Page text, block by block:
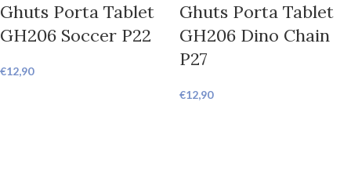
Ghuts Porta Tablet
GH206 Soccer P22
€12,90
Ghuts Porta Tablet
GH206 Dino Chain
P27
€12,90